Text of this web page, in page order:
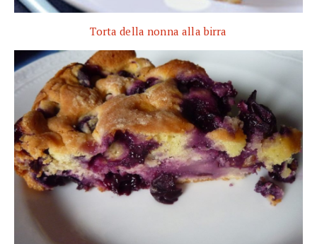
Torta della nonna alla birra